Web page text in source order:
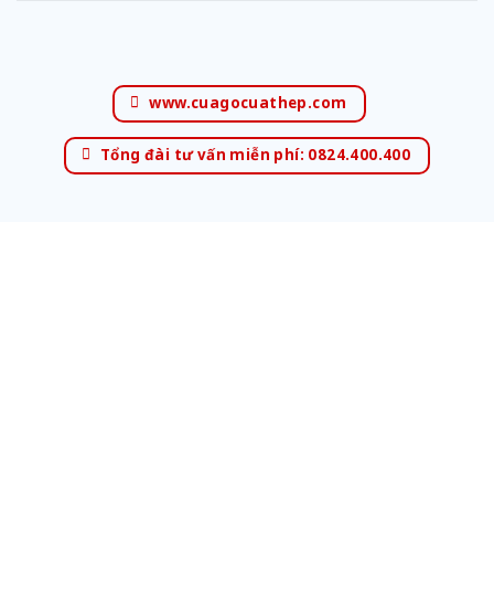
www.cuagocuathep.com
Tổng đài tư vấn miễn phí: 0824.400.400